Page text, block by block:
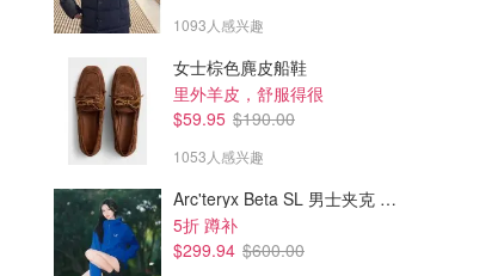
1093人感兴趣
女士棕色麂皮船鞋
里外羊皮，舒服得很
$59.95 $190.00
1053人感兴趣
Arc'teryx Beta SL 男士夹克 黑色
5折 蹲补
$299.94 $600.00